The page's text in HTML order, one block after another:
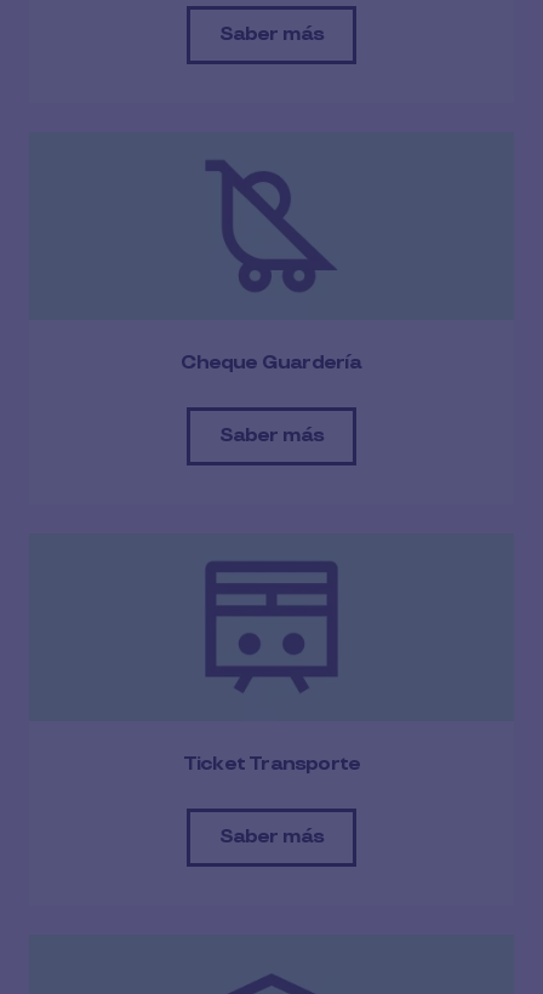
Saber más
Cheque Guardería
Saber más
Ticket Transporte
Saber más